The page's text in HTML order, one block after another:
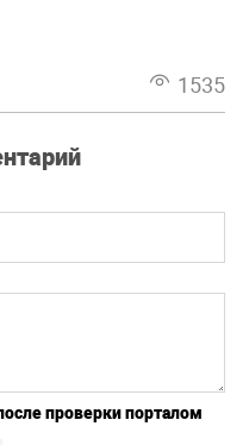
1535
проверки порталом